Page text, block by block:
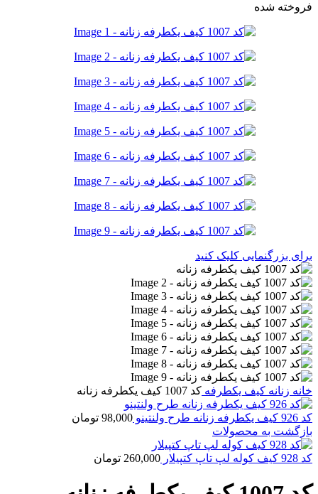
فروخته شده
برای بزرگنمایی کلیک کنید
خانه زنانه کیف یکطرفه کد 1007 کیف یکطرفه زنانه
کد 926 کیف یکطرفه زنانه طرح ولنتینو 98,000 تومان
بازگشت به محصولات
کد 928 کیف کوله لپ تاپ کتپیلار 260,000 تومان